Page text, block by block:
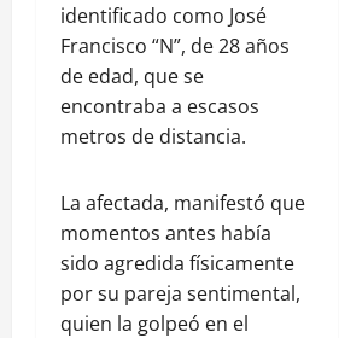
identificado como José
Francisco “N”, de 28 años
de edad, que se
encontraba a escasos
metros de distancia.
La afectada, manifestó que
momentos antes había
sido agredida físicamente
por su pareja sentimental,
quien la golpeó en el